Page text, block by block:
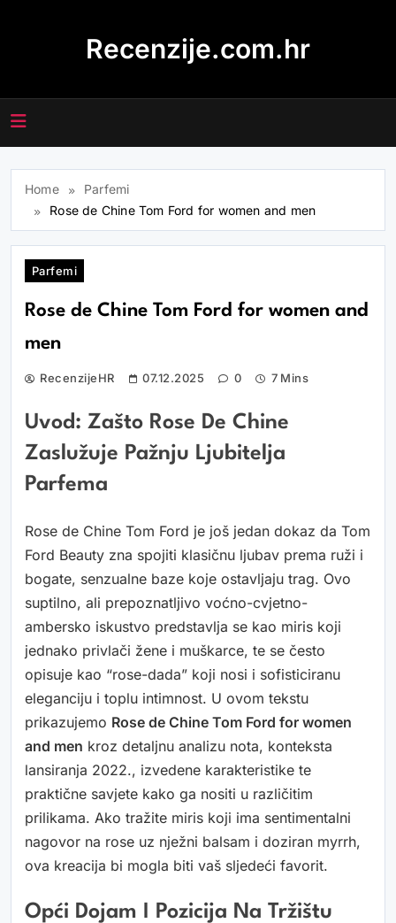
Recenzije.com.hr
Home
Parfemi
Rose de Chine Tom Ford for women and men
Parfemi
Rose de Chine Tom Ford for women and
men
RecenzijeHR 07.12.2025 0 7 Mins
Uvod: Zašto Rose De Chine
Zaslužuje Pažnju Ljubitelja
Parfema
Rose de Chine Tom Ford je još jedan dokaz da Tom
Ford Beauty zna spojiti klasičnu ljubav prema ruži i
bogate, senzualne baze koje ostavljaju trag. Ovo
suptilno, ali prepoznatljivo voćno-cvjetno-
ambersko iskustvo predstavlja se kao miris koji
jednako privlači žene i muškarce, te se često
opisuje kao “rose-dada” koji nosi i sofisticiranu
eleganciju i toplu intimnost. U ovom tekstu
prikazujemo Rose de Chine Tom Ford for women
and men kroz detaljnu analizu nota, konteksta
lansiranja 2022., izvedene karakteristike te
praktične savjete kako ga nositi u različitim
prilikama. Ako tražite miris koji ima sentimentalni
nagovor na rose uz nježni balsam i doziran myrrh,
ova kreacija bi mogla biti vaš sljedeći favorit.
Opći Dojam I Pozicija Na Tržištu